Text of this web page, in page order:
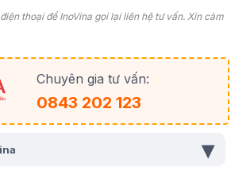
thoại để InoVina gọi lại liên hệ tư vấn. Xin cảm
Chuyên gia tư vấn:
0843 202 123
▾